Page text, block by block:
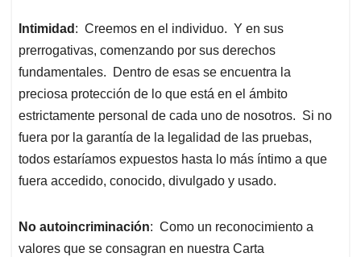
Intimidad : Creemos en el individuo. Y en sus
prerrogativas, comenzando por sus derechos
fundamentales. Dentro de esas se encuentra la
preciosa protección de lo que está en el ámbito
estrictamente personal de cada uno de nosotros. Si no
fuera por la garantía de la legalidad de las pruebas,
todos estaríamos expuestos hasta lo más íntimo a que
fuera accedido, conocido, divulgado y usado.
No autoincriminación: Como un reconocimiento a
valores que se consagran en nuestra Carta